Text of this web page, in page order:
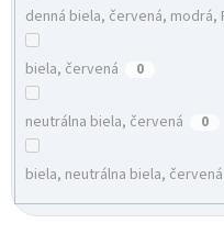
denná biela, červená, modrá,
biela, červená 0
neutrálna biela, červená 0
biela, neutrálna biela, červená